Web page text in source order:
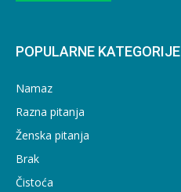
POPULARNE KATEGORIJE
Namaz
Razna pitanja
Ženska pitanja
Brak
Čistoća